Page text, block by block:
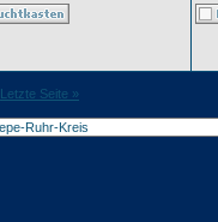
Letzte Seite »